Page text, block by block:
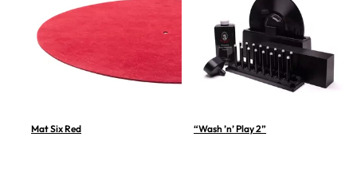
Mat Six Red “Wash ’n’ Play 2”